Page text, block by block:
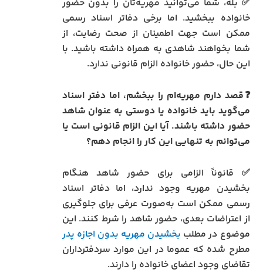
✅ بله، شما می‌توانید مهریه‌تان را بدون حضور
خانواده ببخشید. اما برخی دفاتر اسناد رسمی
ممکن است جهت اطمینان از صحت رضایت، از
شما بخواهند شاهدی به همراه داشته باشید. با
این حال، حضور خانواده الزام قانونی ندارد.
❓قصد دارم مهریه‌ام را ببخشم، اما دفتر اسناد
می‌گوید باید خانواده یا دوستی به عنوان شاهد
حضور داشته باشند. آیا این الزام قانونی است یا
می‌توانم به تنهایی این کار را انجام دهم؟
✅ قانوناً الزامی برای حضور شاهد هنگام
بخشیدن مهریه وجود ندارد، اما دفاتر اسناد
رسمی ممکن است به‌صورت عرفی برای جلوگیری
از اعتراضات بعدی، حضور شاهد را شرط کنند. این
موضوع در مطلب بخشیدن مهریه بدون اجازه پدر
مطرح شده که عموما در این موارد سردفترداران
تقاضای وجود اعضای خانواده را دارند.